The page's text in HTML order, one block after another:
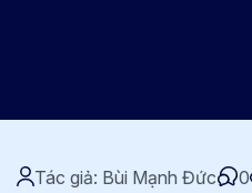
Tác giả: Bùi Mạnh Đức 0